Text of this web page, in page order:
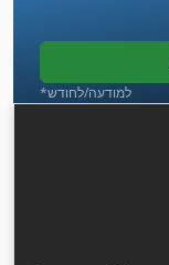
*למודעה/לחודש